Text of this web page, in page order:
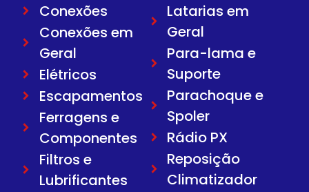
Conexões
Conexões em
Geral
Elétricos
Escapamentos
Ferragens e
Componentes
Filtros e
Lubrificantes
Latarias em
Geral
Para-lama e
Suporte
Parachoque e
Spoler
Rádio PX
Reposição
Climatizador